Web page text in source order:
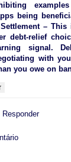
being
– This
debt-relief
signal.
with
you owe on
Responder